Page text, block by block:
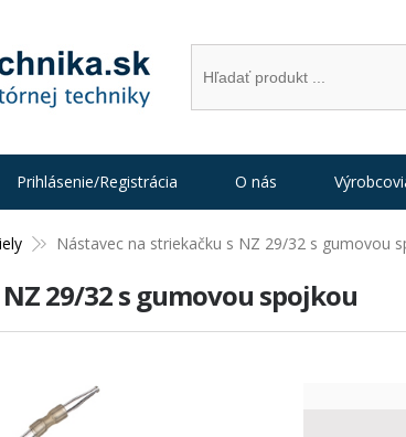
Nástavec na striekačku s NZ 29/32 s gumovou
29/32 s gumovou spojkou
Prihlásenie/Registrácia O nás